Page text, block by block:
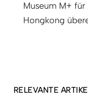
Museum M+ für
Hongkong
RELEVANTE